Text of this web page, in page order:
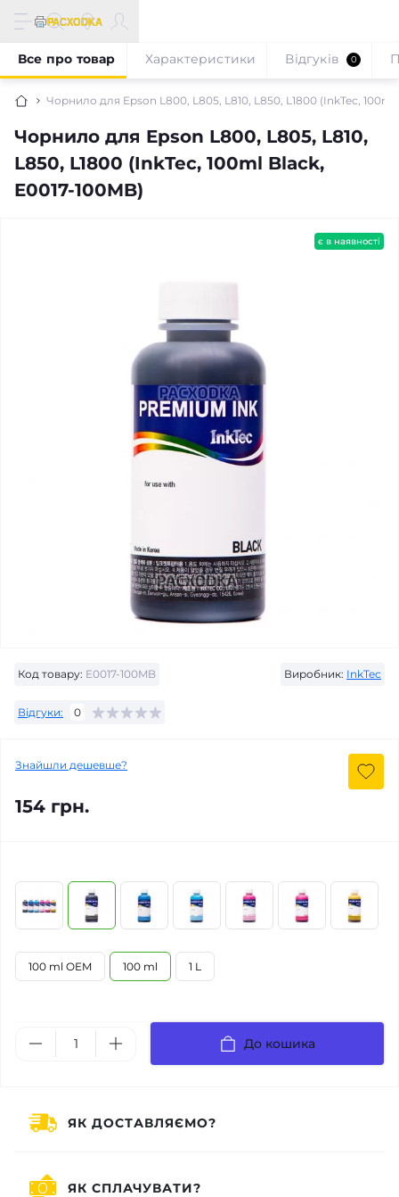
Чорнило для Epson L800, L805, L810, L850, L1800 (InkTec, 100ml
Чорнило для Epson L800, L805, L810,
L850, L1800 (InkTec, 100ml Black,
E0017-100MB)
Все про товар Характеристики Відгуків 0
є в наявності
Код товару: E0017-100MB Виробник: InkTec
Відгуки: 0
Знайшли дешевше?
154 грн.
100 ml OEM 100 ml 1 L
До кошика
ЯК ДОСТАВЛЯЄМО?
ЯК СПЛАЧУВАТИ?